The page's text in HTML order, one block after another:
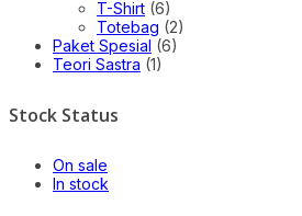
T-Shirt (6)
Totebag (2)
Paket Spesial (6)
Teori Sastra (1)
Stock Status
On sale
In stock